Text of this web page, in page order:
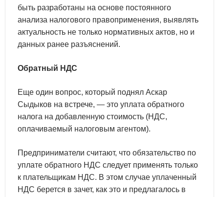
быть разработаны на основе постоянного
анализа налогового правоприменения, выявлять
актуальность не только нормативных актов, но и
данных ранее разъяснений.
Обратный НДС
Еще один вопрос, который поднял Аскар
Сыдыков на встрече, — это уплата обратного
налога на добавленную стоимость (НДС,
оплачиваемый налоговым агентом).
Предприниматели считают, что обязательство по
уплате обратного НДС следует применять только
к плательщикам НДС. В этом случае уплаченный
НДС берется в зачет, как это и предлагалось в